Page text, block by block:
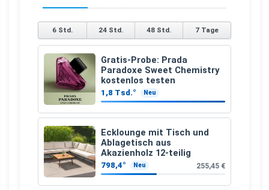
6 Std. 24 Std. 48 Std. 7 Tage
Gratis-Probe: Prada
Paradoxe Sweet Chemistry
kostenlos testen
1,8 Tsd.° Neu
Ecklounge mit Tisch und
Ablagetisch aus
Akazienholz 12-teilig
798,4° Neu 255,45 €